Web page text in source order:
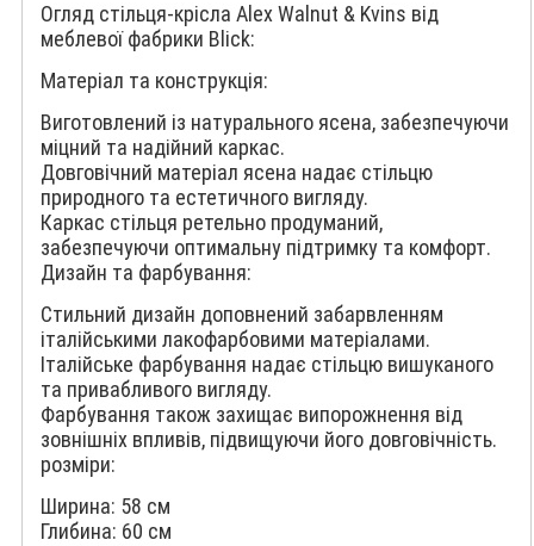
Огляд стільця-крісла Alex Walnut & Kvins від
меблевої фабрики Blick:
Матеріал та конструкція:
Виготовлений із натурального ясена, забезпечуючи
міцний та надійний каркас.
Довговічний матеріал ясена надає стільцю
природного та естетичного вигляду.
Каркас стільця ретельно продуманий,
забезпечуючи оптимальну підтримку та комфорт.
Дизайн та фарбування:
Стильний дизайн доповнений забарвленням
італійськими лакофарбовими матеріалами.
Італійське фарбування надає стільцю вишуканого
та привабливого вигляду.
Фарбування також захищає випорожнення від
зовнішніх впливів, підвищуючи його довговічність.
розміри:
Ширина: 58 см
Глибина: 60 см